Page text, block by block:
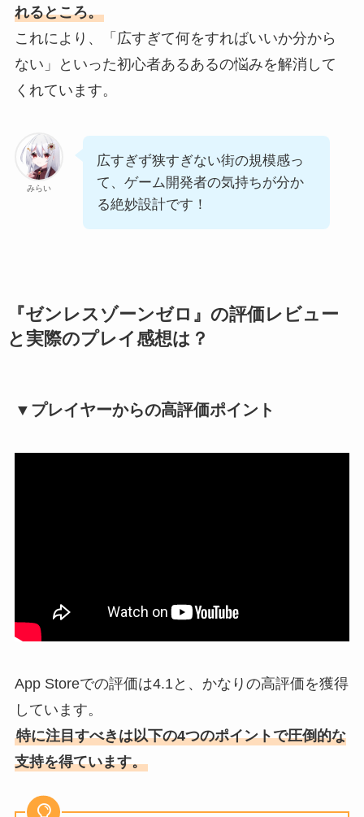
れるところ。
これにより、「広すぎて何をすればいいか分から
ない」といった初心者あるあるの悩みを解消して
くれています。
みらい
広すぎず狭すぎない街の規模感っ
て、ゲーム開発者の気持ちが分か
る絶妙設計です！
『ゼンレスゾーンゼロ』の評価レビュー
と実際のプレイ感想は？
▼プレイヤーからの高評価ポイント
App Storeでの評価は4.1と、かなりの高評価を獲得
しています。
特に注目すべきは以下の4つのポイントで圧倒的な
支持を得ています。